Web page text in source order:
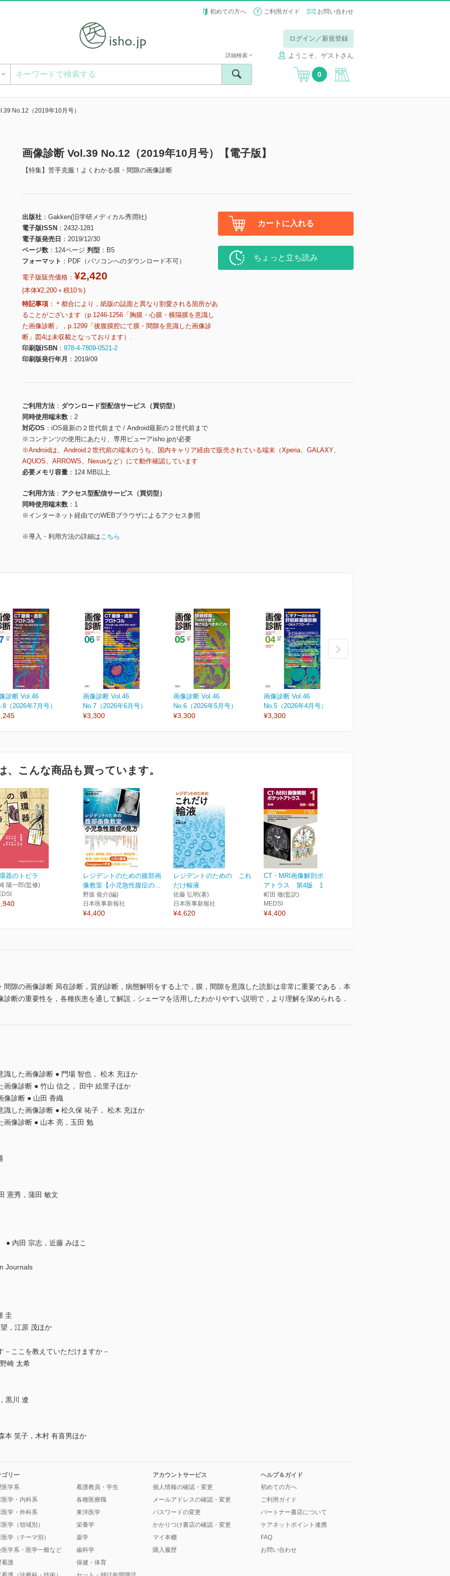
初めての方へ ご利用ガイド お問い合わせ
ログイン／新規登録
ようこそ、ゲストさん
詳細検索
0
No.12（2019年10月号）
画像診断 Vol.39 No.12（2019年10月号）【電子版】
【特集】苦手克服！よくわかる膜・間隙の画像診断
出版社
Gakken(旧学研メディカル秀潤社)
電子版ISSN
2432-1281
電子版発売日
2019/12/30
ページ数
124ページ 判型
B5
フォーマット
PDF（パソコンへのダウンロード不可）
電子版販売価格： ¥2,420
(本体¥2,200＋税10％)
特記事項
＊都合により，紙版の誌面と異なり割愛される箇所があ
ることがございます（p.1246-1256「胸膜・心膜・横隔膜を意識し
た画像診断」，p.1299「後腹膜腔にて膜・間隙を意識した画像診
断」図4は未収載となっております）.
印刷版ISBN
978-4-7809-0521-2
印刷版発行年月
2019/09
カートに入れる
ちょっと立ち読み
ご利用方法
ダウンロード型配信サービス（買切型）
同時使用端末数
2
対応OS
iOS最新の２世代前まで / Android最新の２世代前まで
※コンテンツの使用にあたり、専用ビューアisho.jpが必要
※Androidは、Android２世代前の端末のうち、国内キャリア経由で販売されている端末（Xperia、GALAXY、
AQUOS、ARROWS、Nexusなど）にて動作確認しています
必要メモリ容量
124 MB以上
ご利用方法
アクセス型配信サービス（買切型）
同時使用端末数
1
※インターネット経由でのWEBブラウザによるアクセス参照
※導入・利用方法の詳細はこちら
診断 Vol.46
（2026年7月号）
画像診断 Vol.46
No.7（2026年6月号）
¥3,300
画像診断 Vol.46
No.6（2026年5月号）
¥3,300
画像診断 Vol.46
No.5（2026年4月号）
¥3,300
、こんな商品も買っています。
器のトビラ
陽一郎(監修)
レジデントのための腹部画
像教室【小児急性腹症の...
野坂 俊介(編)
日本医事新報社
¥4,400
レジデントのための これ
だけ輸液
佐藤 弘明(著)
日本医事新報社
¥4,620
CT・MRI画像解剖ポケット
アトラス 第4版 1巻...
町田 徹(監訳)
MEDSI
¥4,400
隙の画像診断 局在診断，質的診断，病態解明をする上で，膜，間隙を意識した読影は非常に重要である．本
断の重要性を，各種疾患を通して解説．シェーマを活用したわかりやすい説明で，より理解を深められる．
識した画像診断 ● 門場 智也， 松木 充ほか
画像診断 ● 竹山 信之， 田中 絵里子ほか
像診断 ● 山田 香織
識した画像診断 ● 松久保 祐子， 松木 充ほか
画像診断 ● 山本 亮，玉田 勉
憲秀，蒲田 敏文
● 内田 宗志，近藤 みほこ
Journals
圭
，江原 茂ほか
ここを教えていただけますか－
崎 太希
黒川 遼
本 笑子，木村 有喜男ほか
ゴリー
医学系
医学・内科系
医学・外科系
学（領域別）
学（テーマ別）
医学系・医学一般など
看護
看護教員・学生
各種医療職
東洋医学
栄養学
薬学
歯科学
保健・体育
アカウントサービス
個人情報の確認・変更
メールアドレスの確認・変更
パスワードの変更
かかりつけ書店の確認・変更
マイ本棚
購入履歴
ヘルプ＆ガイド
初めての方へ
ご利用ガイド
パートナー書店について
ケアネットポイント連携
FAQ
お問い合わせ